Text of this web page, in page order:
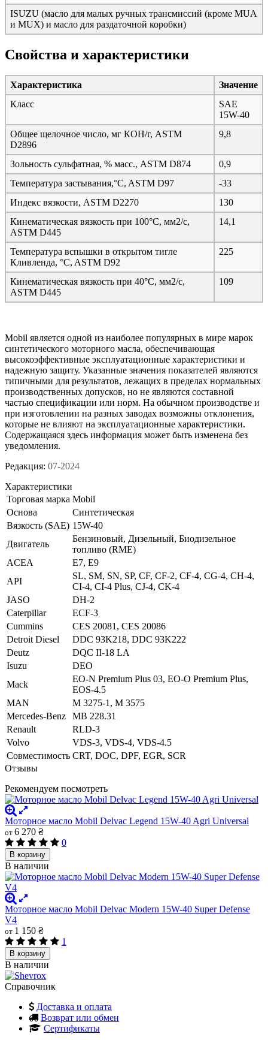
ISUZU (масло для малых ручных трансмиссий (кроме MUA
и MUX) и масло для раздаточной коробки)
Свойства и характеристики
Характеристика
Значение
Класс
SAE
15W-40
Общее щелочное число, мг КОН/г, ASTM
D2896
9,8
Зольность сульфатная, % масс., ASTM D874
0,9
Температура застывания,°C, ASTM D97
-33
Индекс вязкости, ASTM D2270
130
Кинематическая вязкость при 100°C, мм2/с,
ASTM D445
14,1
Температура вспышки в открытом тигле
Кливленда, °C, ASTM D92
225
Кинематическая вязкость при 40°C, мм2/с,
ASTM D445
109
Mobil является одной из наиболее популярных в мире марок
синтетического моторного масла, обеспечивающая
высокоэффективные эксплуатационные характеристики и
надежную защиту. Указанные значения показателей являются
типичными для результатов, лежащих в пределах нормальных
производственных допусков, но не являются составной
частью спецификации или норм. На обычном производстве и
при изготовлении на разных заводах возможны отклонения,
которые не влияют на эксплуатационные характеристики.
Содержащаяся здесь информация может быть изменена без
уведомления.
Редакция: 07-2024
Характеристики
Торговая марка Mobil
Основа
Синтетическая
Вязкость (SAE) 15W-40
Двигатель
Бензиновый, Дизельный, Биодизельное
топливо (RME)
ACEA
E7, E9
API
SL, SM, SN, SP, CF, CF-2, CF-4, CG-4, CH-4,
CI-4, CI-4 Plus, CJ-4, CK-4
JASO
DH-2
Caterpillar
ECF-3
Cummins
CES 20081, CES 20086
Detroit Diesel
DDC 93K218, DDC 93K222
Deutz
DQC II-18 LA
Isuzu
DEO
Mack
EO-N Premium Plus 03, EO-O Premium Plus,
EOS-4.5
MAN
M 3275-1, M 3575
Mercedes-Benz
MB 228.31
Renault
RLD-3
Volvo
VDS-3, VDS-4, VDS-4.5
Совместимость CRT, DOC, DPF, EGR, SCR
Отзывы
Рекомендуем посмотреть
Моторное масло Mobil Delvac Legend 15W-40 Agri Universal
от 6 270 ₴
0
В корзину
В наличии
Моторное масло Mobil Delvac Modern 15W-40 Super Defense
V4
от 1 150 ₴
1
В корзину
В наличии
Справочник
Доставка и оплата
Возврат или обмен
Сертификаты